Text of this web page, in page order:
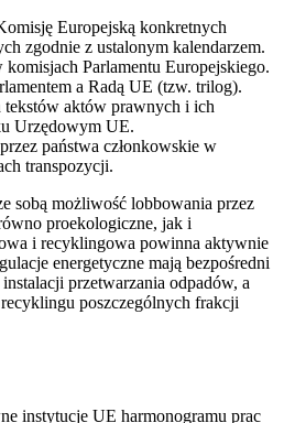
Europejską konkretnych
zgodnie z ustalonym kalendarzem.
komisjach Parlamentu Europejskiego.
a Radą UE (tzw. trilog).
tekstów aktów prawnych i ich
Urzędowym UE.
państwa członkowskie w
transpozycji.
sobą możliwość lobbowania przez
proekologiczne, jak i
i recyklingowa powinna aktywnie
energetyczne mają bezpośredni
przetwarzania odpadów, a
poszczególnych frakcji
instytucje UE harmonogramu prac